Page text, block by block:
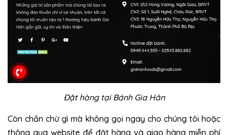
Đặt hàng tại Bánh Gia Hân
Còn chần chừ gì mà không gọi ngay cho chúng tôi hoặc
thông qua website để đặt hàng và giao hàng miễn phí